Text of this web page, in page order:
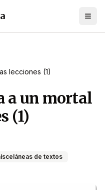
lecciones (1)
a un mortal
(1)
de textos